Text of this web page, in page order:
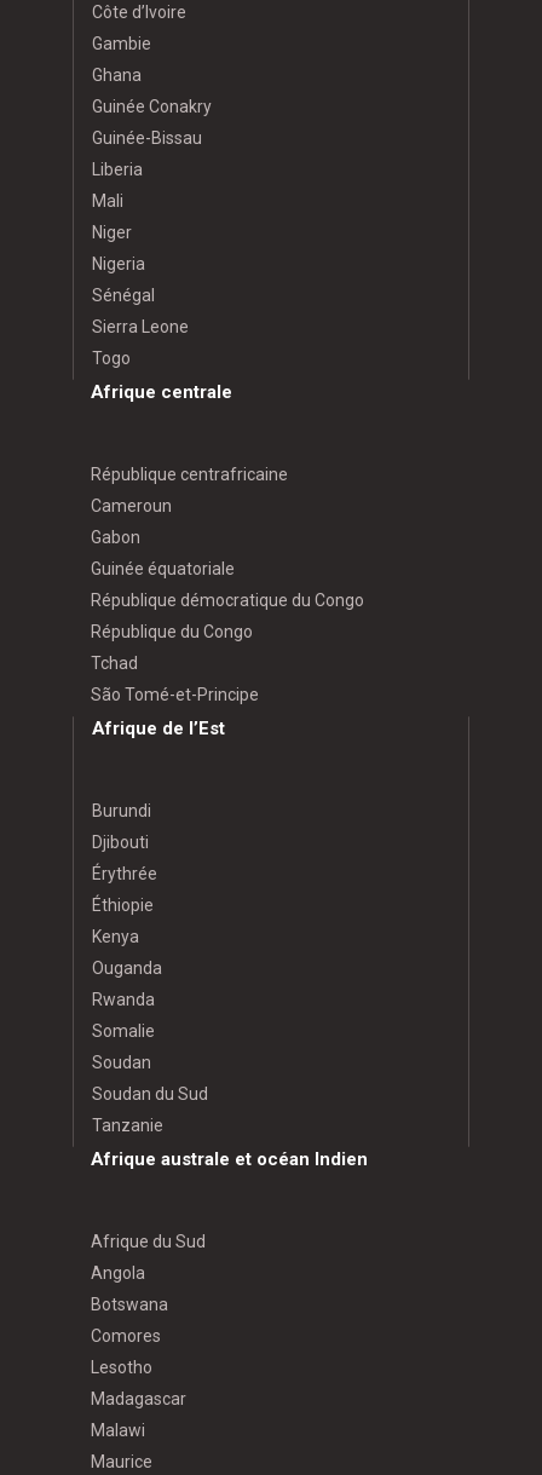
Côte d’Ivoire
Gambie
Ghana
Guinée Conakry
Guinée-Bissau
Liberia
Mali
Niger
Nigeria
Sénégal
Sierra Leone
Togo
Afrique centrale
République centrafricaine
Cameroun
Gabon
Guinée équatoriale
République démocratique du Congo
République du Congo
Tchad
São Tomé-et-Principe
Afrique de l’Est
Burundi
Djibouti
Érythrée
Éthiopie
Kenya
Ouganda
Rwanda
Somalie
Soudan
Soudan du Sud
Tanzanie
Afrique australe et océan Indien
Afrique du Sud
Angola
Botswana
Comores
Lesotho
Madagascar
Malawi
Maurice